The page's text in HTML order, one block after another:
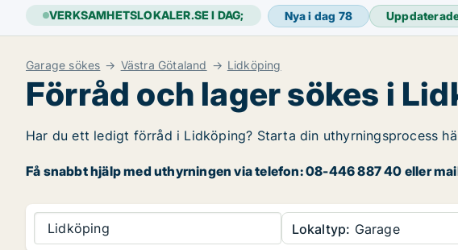
VERKSAMHETSLOKALER.SE I DAG; Nya i dag 78
Garage sökes Västra Götaland Lidköping
Förråd och lager sökes i
Har du ett ledigt förråd i Lidköping? Starta din uthyrningsprocess
Få snabbt hjälp med uthyrningen via telefon: 08-446 887 40 eller
Lidköping Lokaltyp: Garage